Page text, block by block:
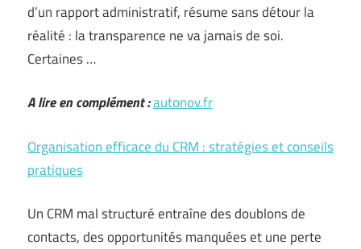
d’un rapport administratif, résume sans détour la
réalité : la transparence ne va jamais de soi.
Certaines …
A lire en complément :autonov.fr
Organisation efficace du CRM : stratégies et conseils
pratiques
Un CRM mal structuré entraîne des doublons de
contacts, des opportunités manquées et une perte